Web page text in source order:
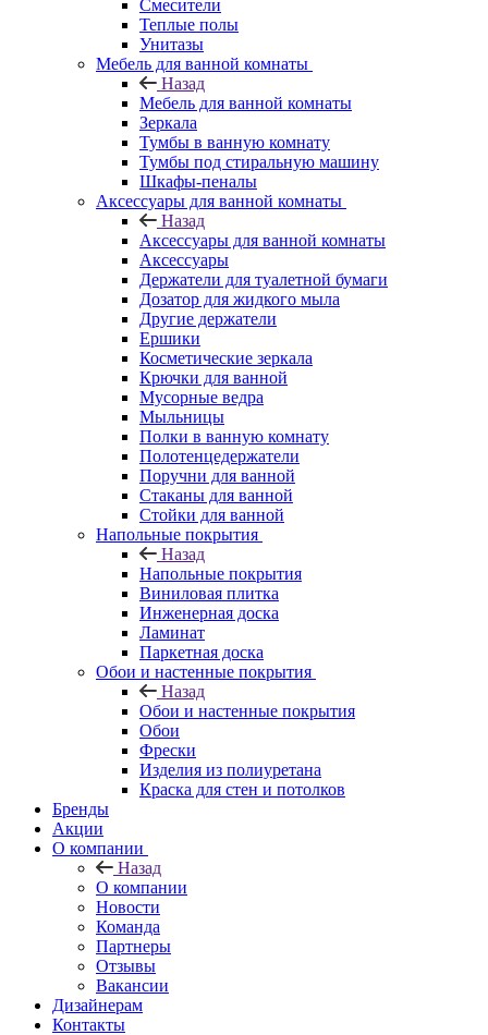
Смесители
Теплые полы
Унитазы
Мебель для ванной комнаты
Назад
Мебель для ванной комнаты
Зеркала
Тумбы в ванную комнату
Тумбы под стиральную машину
Шкафы-пеналы
Аксессуары для ванной комнаты
Назад
Аксессуары для ванной комнаты
Аксессуары
Держатели для туалетной бумаги
Дозатор для жидкого мыла
Другие держатели
Ершики
Косметические зеркала
Крючки для ванной
Мусорные ведра
Мыльницы
Полки в ванную комнату
Полотенцедержатели
Поручни для ванной
Стаканы для ванной
Стойки для ванной
Напольные покрытия
Назад
Напольные покрытия
Виниловая плитка
Инженерная доска
Ламинат
Паркетная доска
Обои и настенные покрытия
Назад
Обои и настенные покрытия
Обои
Фрески
Изделия из полиуретана
Краска для стен и потолков
Бренды
Акции
О компании
Назад
О компании
Новости
Команда
Партнеры
Отзывы
Вакансии
Дизайнерам
Контакты